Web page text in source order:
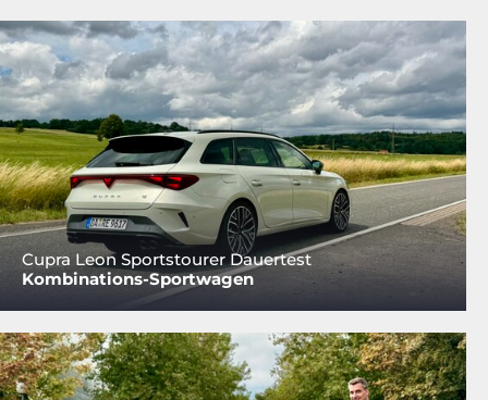
Cupra Leon Sportstourer Dauertest
Kombinations-Sportwagen